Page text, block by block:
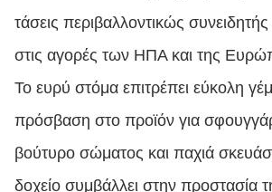
τάσεις περιβαλλοντικώς
στις αγορές των ΗΠΑ και της
Το ευρύ στόμα επιτρέπει εύκολη
πρόσβαση στο προϊόν για
βούτυρο σώματος και παχιά
δοχείο συμβάλλει στην προστασία